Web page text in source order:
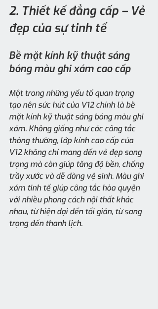
2. Thiết kế đẳng cấp – Vẻ
đẹp của sự tinh tế
Bề mặt kính kỹ thuật sáng
bóng màu ghi xám cao cấp
Một trong những yếu tố quan trọng
tạo nên sức hút của V12 chính là bề
mặt kính kỹ thuật sáng bóng màu ghi
xám. Không giống như các công tắc
thông thường, lớp kính cao cấp của
V12 không chỉ mang đến vẻ đẹp sang
trọng mà còn giúp tăng độ bền, chống
trầy xước và dễ dàng vệ sinh. Màu ghi
xám tinh tế giúp công tắc hòa quyện
với nhiều phong cách nội thất khác
nhau, từ hiện đại đến tối giản, từ sang
trọng đến thanh lịch.